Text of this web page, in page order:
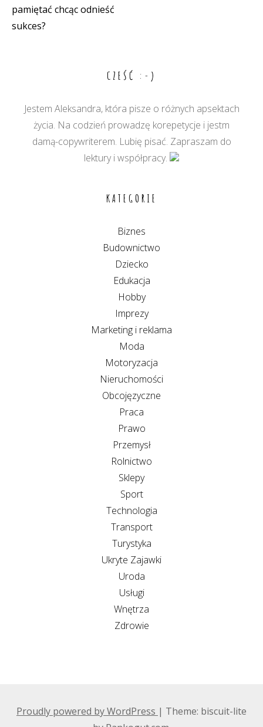
wpisu
pamiętać chcąc odnieść
sukces?
CZEŚĆ :-)
Jestem Aleksandra, która pisze o różnych apsektach
życia. Na codzień prowadzę korepetycje i jestm
damą-copywriterem. Lubię pisać. Zapraszam do
lektury i współpracy.
KATEGORIE
Biznes
Budownictwo
Dziecko
Edukacja
Hobby
Imprezy
Marketing i reklama
Moda
Motoryzacja
Nieruchomości
Obcojęzyczne
Praca
Prawo
Przemysł
Rolnictwo
Sklepy
Sport
Technologia
Transport
Turystyka
Ukryte Zajawki
Uroda
Usługi
Wnętrza
Zdrowie
Proudly powered by WordPress | Theme: biscuit-lite